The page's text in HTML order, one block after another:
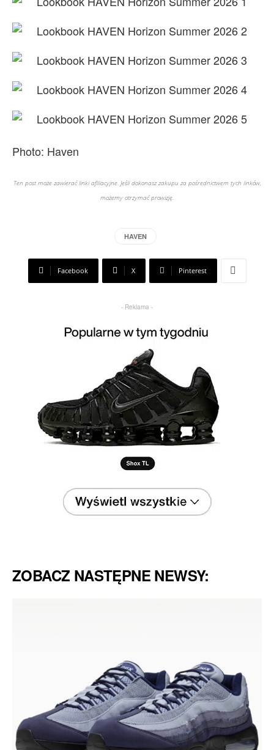
Photo: Haven
Ten post może zawierać linki afiliacyjne. Jeśli dokonasz zakupu za pośrednictwem tych linków,
możemy otrzymać prowizję.
HAVEN
Facebook X Pinterest
- Reklama -
ZOBACZ NASTĘPNE NEWSY: